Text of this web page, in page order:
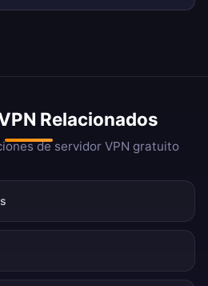
Relacionados
de servidor VPN gratuito